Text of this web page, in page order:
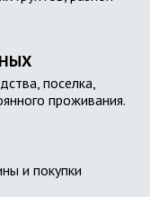
поселка,
проживания.
и покупки